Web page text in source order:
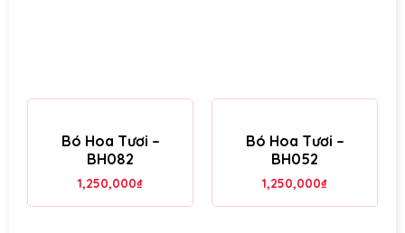
Bó Hoa Tươi –
BH082
1,250,000₫
Bó Hoa Tươi –
BH052
1,250,000₫